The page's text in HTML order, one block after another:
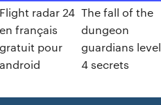
Flight radar 24
en français
gratuit pour
android
The fall of the
dungeon
guardians level
4 secrets